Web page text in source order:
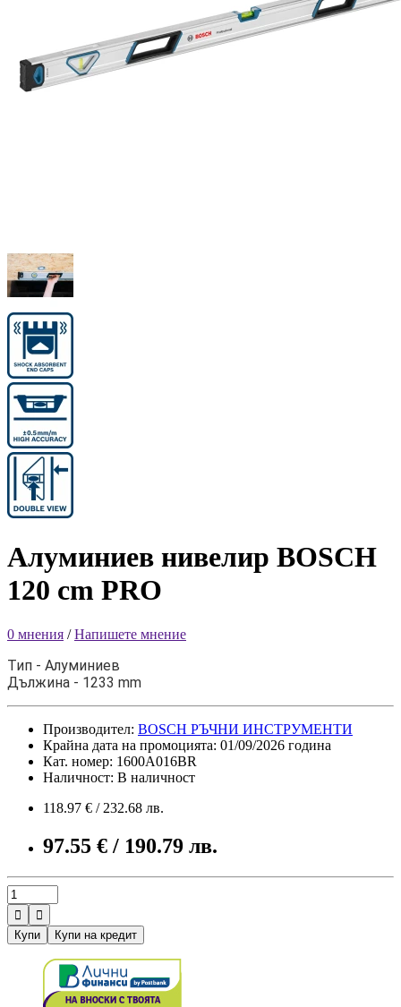
Алуминиев нивелир BOSCH
120 cm PRO
0 мнения /Напишете мнение
Тип - Алуминиев
Дължина - 1233 mm
Производител: BOSCH РЪЧНИ ИНСТРУМЕНТИ
Крайна дата на промоцията: 01/09/2026 година
Кат. номер: 1600A016BR
Наличност: В наличност
118.97 € / 232.68 лв.
97.55 € / 190.79 лв.


Купи
Купи на кредит